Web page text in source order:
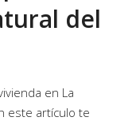
del
en La
este artículo te